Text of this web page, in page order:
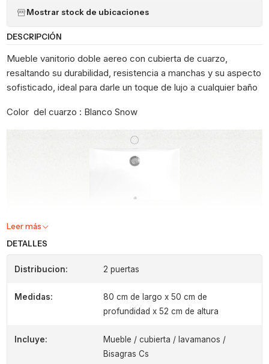
Mostrar stock de ubicaciones
DESCRIPCIÓN
Mueble vanitorio doble aereo con cubierta de cuarzo,
resaltando su durabilidad, resistencia a manchas y su aspecto
sofisticado, ideal para darle un toque de lujo a cualquier baño
Color del cuarzo : Blanco Snow
Leer más
DETALLES
Distribucion: 2 puertas
Medidas:
80 cm de largo x 50 cm de
profundidad x 52 cm de altura
Incluye:
Mueble / cubierta / lavamanos /
Bisagras Cs